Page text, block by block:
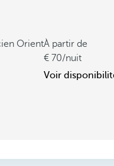
OrientÀ partir de
70/nuit
Voir